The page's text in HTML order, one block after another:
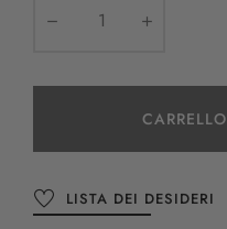
CARRELLO
LISTA DEI DESIDERI